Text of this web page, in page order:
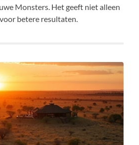
Monsters. Het geeft niet alleen
betere resultaten.